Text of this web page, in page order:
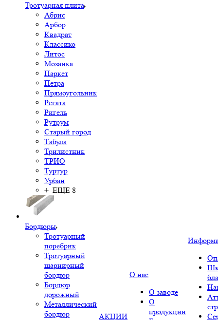
Тротуарная плита
Абрис
Арбор
Квадрат
Классико
Литос
Мозаика
Паркет
Петра
Прямоугольник
Регата
Ригель
Рутрум
Старый город
Табула
Трилистник
ТРИО
Туртур
Урбан
+ ЕЩЕ 8
Бордюры
Тротуарный
поребрик
Тротуарный
шарнирный
бордюр
Бордюр
дорожный
Металлический
бордюр
АКЦИИ
О нас
О заводе
О
продукции